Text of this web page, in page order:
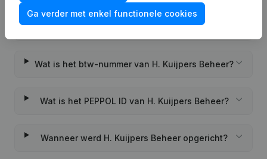
Wat is het KVK-nummer van H. Kuijpers Beheer?
Wat is het btw-nummer van H. Kuijpers Beheer?
Wat is het PEPPOL ID van H. Kuijpers Beheer?
Wanneer werd H. Kuijpers Beheer opgericht?
Ga verder met enkel functionele cookies